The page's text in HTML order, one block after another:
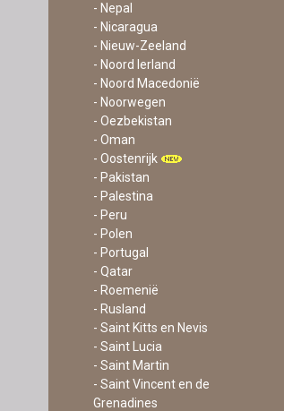
- Nepal
- Nicaragua
- Nieuw-Zeeland
- Noord Ierland
- Noord Macedonië
- Noorwegen
- Oezbekistan
- Oman
- Oostenrijk
- Pakistan
- Palestina
- Peru
- Polen
- Portugal
- Qatar
- Roemenië
- Rusland
- Saint Kitts en Nevis
- Saint Lucia
- Saint Martin
- Saint Vincent en de
Grenadines